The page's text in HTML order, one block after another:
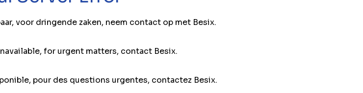
voor dringende zaken, neem contact op met Besix.
for urgent matters, contact Besix.
pour des questions urgentes, contactez Besix.